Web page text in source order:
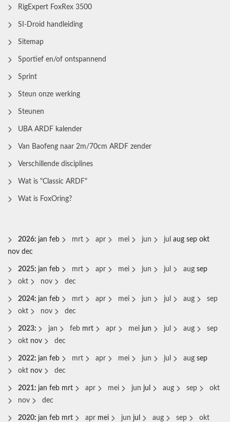
RigExpert FoxRex 3500
SI-Droid handleiding
Sitemap
Sportief en/of ontspannend
Sprint
Steun onze werking
Steunen
UBA ARDF kalender
Van Baofeng naar 2m/70cm ARDF zender
Verschillende disciplines
Wat is "Classic ARDF"
Wat is FoxOring?
2026: jan feb mrt apr mei jun jul aug sep okt
nov dec
2025: jan feb mrt apr mei jun jul aug sep
okt
nov dec
2024: jan feb mrt apr mei jun jul aug
sep
okt
nov dec
2023: jan feb mrt apr mei jun jul aug
sep
okt nov dec
2022: jan feb mrt apr mei jun jul aug sep
okt nov dec
2021: jan feb mrt apr mei jun jul aug sep
okt
nov
dec
2020: jan feb mrt apr mei jun jul aug sep
okt